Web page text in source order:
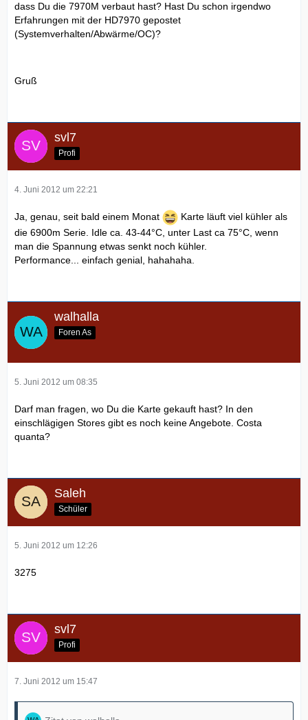
dass Du die 7970M verbaut hast? Hast Du schon irgendwo
Erfahrungen mit der HD7970 gepostet
(Systemverhalten/Abwärme/OC)?
Gruß
svl7
Profi
4. Juni 2012 um 22:21
Ja, genau, seit bald einem Monat
Karte läuft viel kühler als
die 6900m Serie. Idle ca. 43-44°C, unter Last ca 75°C, wenn
man die Spannung etwas senkt noch kühler.
Performance... einfach genial, hahahaha.
walhalla
Foren As
5. Juni 2012 um 08:35
Darf man fragen, wo Du die Karte gekauft hast? In den
einschlägigen Stores gibt es noch keine Angebote. Costa
quanta?
Saleh
Schüler
5. Juni 2012 um 12:26
3275
svl7
Profi
7. Juni 2012 um 15:47